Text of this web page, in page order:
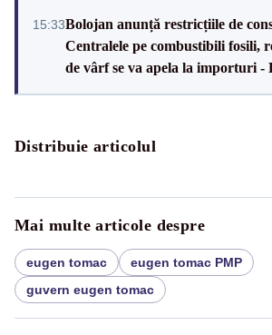
15:33Bolojan anunță restricțiile de
Centralele pe combustibili fosili,
de vârf se va apela la importuri
Distribuie articolul
Mai multe articole despre
eugen tomac
eugen tomac PMP
guvern eugen tomac